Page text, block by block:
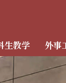
生教学 外事